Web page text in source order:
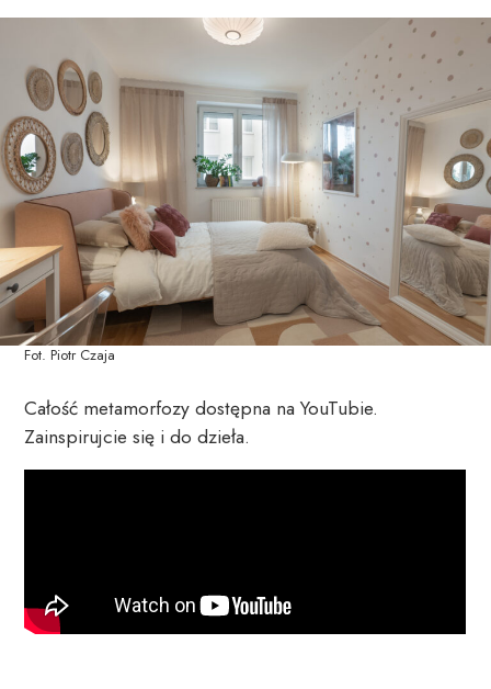
Fot. Piotr Czaja
Całość metamorfozy dostępna na YouTubie.
Zainspirujcie się i do dzieła.